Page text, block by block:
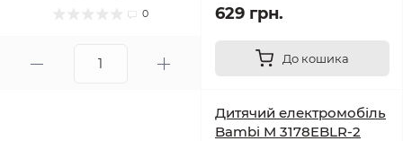
0 629 грн.
До кошика
Дитячий електромобіль
Bambi M 3178EBLR-2